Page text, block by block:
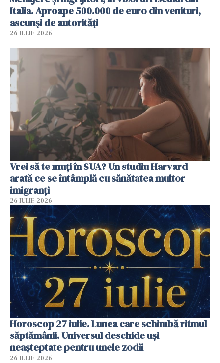
Italia. Aproape 500.000 de euro din venituri,
ascunși de autorități
26 IULIE 2026
Vrei să te muți în SUA? Un studiu Harvard
arată ce se întâmplă cu sănătatea multor
imigranți
26 IULIE 2026
Horoscop 27 iulie. Lunea care schimbă ritmul
săptămânii. Universul deschide uși
neașteptate pentru unele zodii
26 IULIE 2026